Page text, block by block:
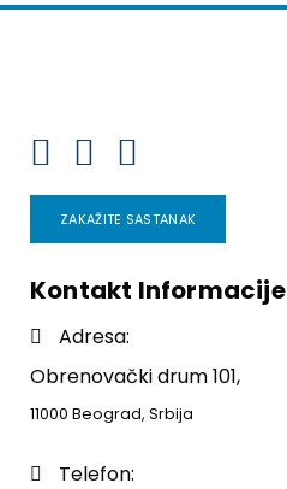
ZAKAŽITE SASTANAK
Kontakt Informacije
Adresa:
Obrenovački drum 101,
11000 Beograd, Srbija
Telefon: